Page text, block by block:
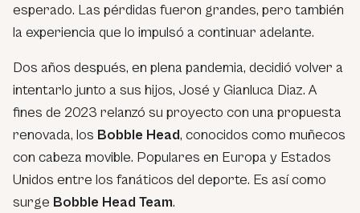
esperado. Las pérdidas fueron grandes, pero también
la experiencia que lo impulsó a continuar adelante.
Dos años después, en plena pandemia, decidió volver a
intentarlo junto a sus hijos, José y Gianluca Diaz. A
fines de 2023 relanzó su proyecto con una propuesta
renovada, los Bobble Head, conocidos como muñecos
con cabeza movible. Populares en Europa y Estados
Unidos entre los fanáticos del deporte. Es así como
surge Bobble Head Team.